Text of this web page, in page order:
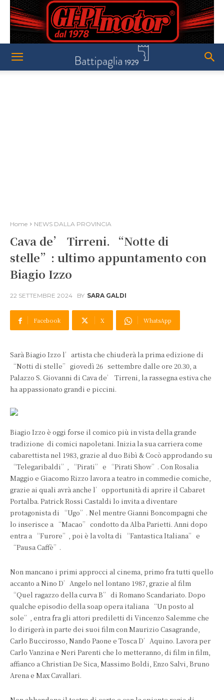
Home NEWS DALLA PROVINCIA
Cava de’ Tirreni. “Notte di
stelle”: ultimo appuntamento con
Biagio Izzo
22 SETTEMBRE 2024 BY SARA GALDI
Facebook X WhatsApp
Sarà Biagio Izzo l’artista che chiuderà la prima edizione di
“Notti di stelle” giovedì 26 settembre dalle ore 20.30, a
Palazzo S. Giovanni di Cava de’ Tirreni, la rassegna estiva che
ha appassionato grandi e piccini.
Biagio Izzo è oggi forse il comico più in vista della grande
tradizione di comici napoletani. Inizia la sua carriera come
cabarettista nel 1983, grazie al duo Bibì & Cocò approdando su
“Telegaribaldi”, “Pirati” e “Pirati Show”. Con Rosalia
Maggio e Giacomo Rizzo lavora a teatro in commedie comiche,
grazie ai quali avrà anche l’opportunità di aprire il Cabaret
Portalba. Patrick Rossi Castaldi lo invita a diventare
protagonista di “Ugo”. Nel mentre Gianni Boncompagni che
lo inserisce a “Macao” condotto da Alba Parietti. Anni dopo
entra a “Furore”, poi è la volta di “Fantastica Italiana” e
“Pausa Caffè”.
Non mancano i primi approcci al cinema, primo fra tutti quello
accanto a Nino D’Angelo nel lontano 1987, grazie al film
“Quel ragazzo della curva B” di Romano Scandariato. Dopo
qualche episodio della soap opera italiana “Un posto al
sole”, entra fra gli attori prediletti di Vincenzo Salemme che
lo dirigerà in parte dei suoi film con Maurizio Casagrande,
Carlo Buccirosso, Nando Paone e Tosca D’Aquino. Lavora per
Carlo Vanzina e Neri Parenti che lo metteranno, di film in film,
affianco a Christian De Sica, Massimo Boldi, Enzo Salvi, Bruno
Arena e Max Cavallari.